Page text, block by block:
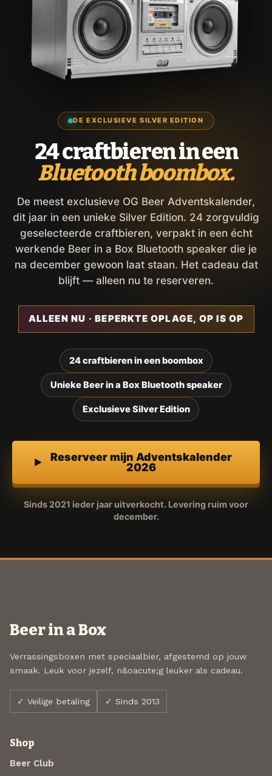
DE EXCLUSIEVE SILVER EDITION
24 craftbieren in een
Bluetooth boombox.
De meest exclusieve OG Beer Adventskalender,
dit jaar in een unieke Silver Edition. 24 zorgvuldig
geselecteerde craftbieren, verpakt in een écht
werkende Beer in a Box Bluetooth speaker die je
na december gewoon laat staan. Het cadeau dat
blijft — alleen nu te reserveren.
ALLEEN NU · BEPERKTE OPLAGE, OP IS OP
24 craftbieren in een boombox
Unieke Beer in a Box Bluetooth speaker
Exclusieve Silver Edition
Reserveer mijn Adventskalender
2026
Sinds 2021 ieder jaar uitverkocht. Levering ruim voor
december.
Beer in a Box
Verrassingsboxen met speciaalbier, afgestemd op jouw
smaak. Leuk voor jezelf, n&oacute;g leuker als cadeau.
✓ Veilige betaling ✓ Sinds 2013
Shop
Beer Club